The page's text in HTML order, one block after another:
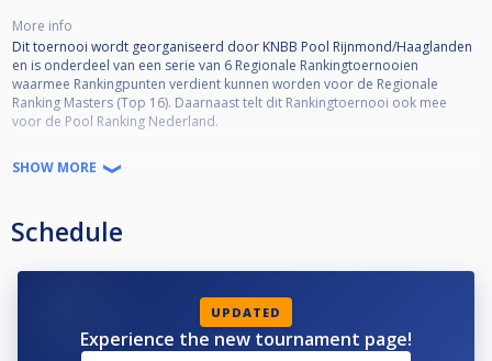
More info
Dit toernooi wordt georganiseerd door KNBB Pool Rijnmond/Haaglanden
en is onderdeel van een serie van 6 Regionale Rankingtoernooien
waarmee Rankingpunten verdient kunnen worden voor de Regionale
Ranking Masters (Top 16). Daarnaast telt dit Rankingtoernooi ook mee
voor de Pool Ranking Nederland.
Toernooi informatie:
•Open voor alle niveaus
•Kwalificatie Masters (Top 16) 50% deelname = minimaal 3 deelnames
*De wedstrijden in de Single-KO schema worden volgens de standaarden
van Cuescore bepaald. Afhankelijk van het aantal inschrijvingen kunnen de
racelengtes en SKO-fase variëren (De wedstrijdleiding is bepalend hierin).
SHOW MORE
Schedule
UPDATED
Experience the new tournament page!